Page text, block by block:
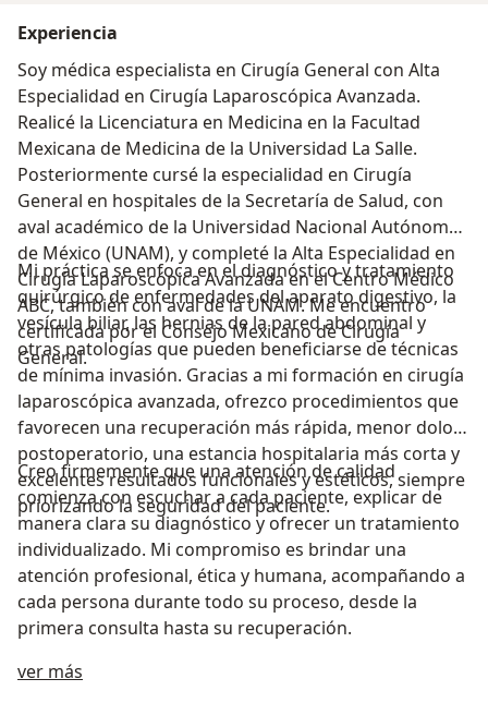
Experiencia
Soy médica especialista en Cirugía General con Alta
Especialidad en Cirugía Laparoscópica Avanzada.
Realicé la Licenciatura en Medicina en la Facultad
Mexicana de Medicina de la Universidad La Salle.
Posteriormente cursé la especialidad en Cirugía
General en hospitales de la Secretaría de Salud, con
aval académico de la Universidad Nacional Autónoma
de México (UNAM), y completé la Alta Especialidad en
Cirugía Laparoscópica Avanzada en el Centro Médico
ABC, también con aval de la UNAM. Me encuentro
certificada por el Consejo Mexicano de Cirugía
General.
Mi práctica se enfoca en el diagnóstico y tratamiento
quirúrgico de enfermedades del aparato digestivo, la
vesícula biliar, las hernias de la pared abdominal y
otras patologías que pueden beneficiarse de técnicas
de mínima invasión. Gracias a mi formación en cirugía
laparoscópica avanzada, ofrezco procedimientos que
favorecen una recuperación más rápida, menor dolor
postoperatorio, una estancia hospitalaria más corta y
excelentes resultados funcionales y estéticos, siempre
priorizando la seguridad del paciente.
Creo firmemente que una atención de calidad
comienza con escuchar a cada paciente, explicar de
manera clara su diagnóstico y ofrecer un tratamiento
individualizado. Mi compromiso es brindar una
atención profesional, ética y humana, acompañando a
cada persona durante todo su proceso, desde la
primera consulta hasta su recuperación.
ver más